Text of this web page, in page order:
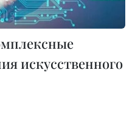
искусственного